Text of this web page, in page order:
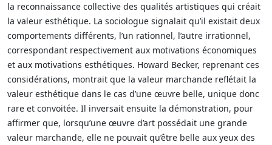
la reconnaissance collective des qualités artistiques qui créait
la valeur esthétique. La sociologue signalait qu’il existait deux
comportements différents, l’un rationnel, l’autre irrationnel,
correspondant respectivement aux motivations économiques
et aux motivations esthétiques. Howard Becker, reprenant ces
considérations, montrait que la valeur marchande reflétait la
valeur esthétique dans le cas d’une œuvre belle, unique donc
rare et convoitée. Il inversait ensuite la démonstration, pour
affirmer que, lorsqu’une œuvre d’art possédait une grande
valeur marchande, elle ne pouvait qu’être belle aux yeux des